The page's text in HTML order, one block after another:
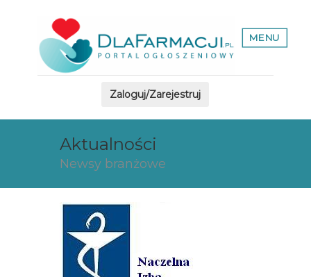
MENU
Zaloguj/Zarejestruj
Aktualności
Newsy branżowe